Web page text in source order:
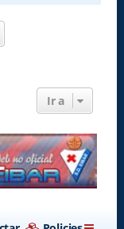
r
Ir a